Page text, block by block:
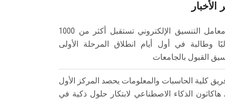
الأخبار
معامل التنسيق الإلكتروني تستقبل أكثر من 1000
وطالبة في أول أيام انطلاق المرحلة الأولى
القبول بالجامعات
كلية الحاسبات والمعلومات يحصد المركز الأول
الذكاء الاصطناعي لابتكار حلول ذكية في